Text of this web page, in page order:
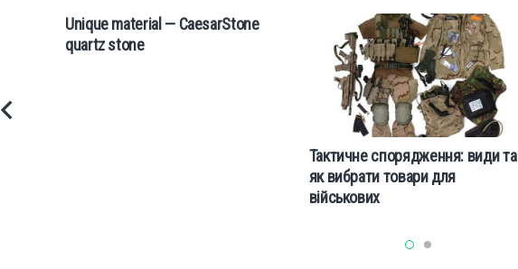
Unique material — CaesarStone
quartz stone
Тактичне спорядження: види та
як вибрати товари для
військових